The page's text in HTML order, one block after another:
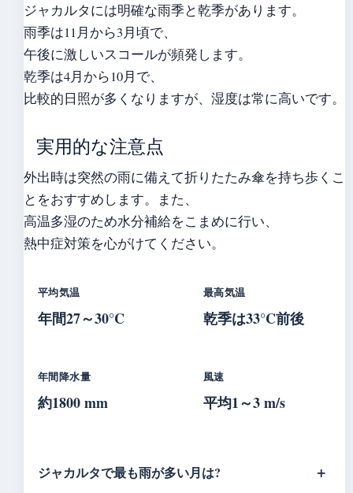
ジャカルタには明確な雨季と乾季があります。
雨季は11月から3月頃で、
午後に激しいスコールが頻発します。
乾季は4月から10月で、
比較的日照が多くなりますが、湿度は常に高いです。
実用的な注意点
外出時は突然の雨に備えて折りたたみ傘を持ち歩くこ
とをおすすめします。また、
高温多湿のため水分補給をこまめに行い、
熱中症対策を心がけてください。
平均気温
年間27～30°C
最高気温
乾季は33°C前後
年間降水量
約1800 mm
風速
平均1～3 m/s
ジャカルタで最も雨が多い月は?